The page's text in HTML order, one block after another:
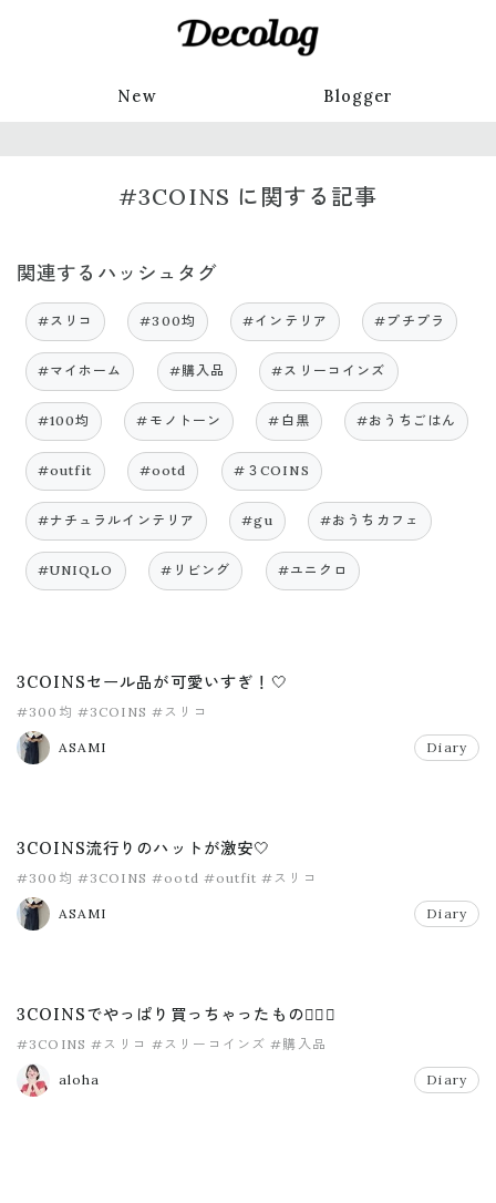
New Blogger
#3COINS に関する記事
関連するハッシュタグ
#スリコ #300均 #インテリア #プチプラ
#マイホーム #購入品 #スリーコインズ
#100均 #モノトーン #白黒 #おうちごはん
#outfit #ootd #３COINS
#ナチュラルインテリア #gu #おうちカフェ
#UNIQLO #リビング #ユニクロ
3COINSセール品が可愛いすぎ！🤍
#300均 #3COINS #スリコ
ASAMI Diary
3COINS流行りのハットが激安🤍
#300均 #3COINS #ootd #outfit #スリコ
ASAMI Diary
3COINSでやっぱり買っちゃったもの🤦‍♀️✨
#3COINS #スリコ #スリーコインズ #購入品
aloha Diary